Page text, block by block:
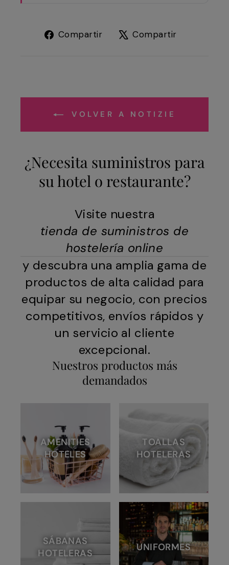
Compartir
Compartir
Compartir
VOLVER A NOTIZIE
¿Necesita suministros para
su hotel o restaurante?
Visite nuestra
tienda de suministros de
hostelería online
y descubra una amplia gama de
productos de alta calidad para
equipar su negocio, con precios
competitivos, envíos rápidos y
un servicio al cliente
excepcional.
Nuestros productos más
demandados
AMENITIES
HOTELES
TOALLAS
HOTELERAS
SÁBANAS
HOTELERAS
UNIFORMES